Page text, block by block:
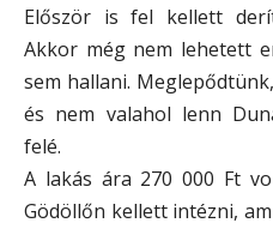
Először is fel kellett
Akkor még nem lehetett
sem hallani.
és nem valahol lenn
felé.
A lakás ára 270 000 Ft
Gödöllőn kellett intézni,